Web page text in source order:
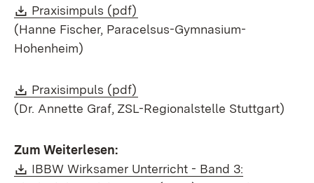
Download:
Praxisimpuls (pdf)
(Hanne Fischer, Paracelsus-Gymnasium-
Hohenheim)
Download:
Praxisimpuls (pdf)
(Dr. Annette Graf, ZSL-Regionalstelle Stuttgart)
Zum Weiterlesen:
Download:
IBBW Wirksamer Unterricht - Band 3: